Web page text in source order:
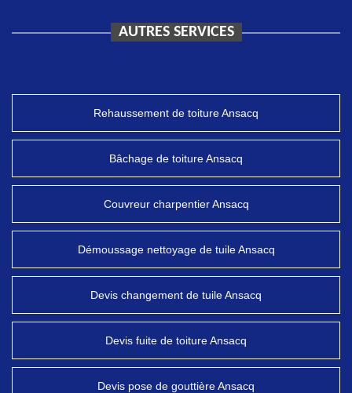
AUTRES SERVICES
Rehaussement de toiture Ansacq
Bâchage de toiture Ansacq
Couvreur charpentier Ansacq
Démoussage nettoyage de tuile Ansacq
Devis changement de tuile Ansacq
Devis fuite de toiture Ansacq
Devis pose de gouttière Ansacq